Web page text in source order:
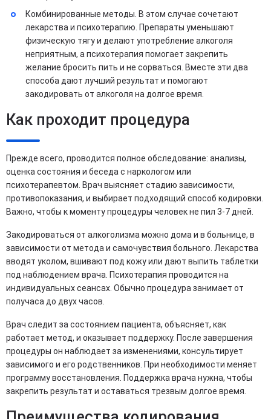
Комбинированные методы. В этом случае сочетают
лекарства и психотерапию. Препараты уменьшают
физическую тягу и делают употребление алкоголя
неприятным, а психотерапия помогает закрепить
желание бросить пить и не сорваться. Вместе эти два
способа дают лучший результат и помогают
закодировать от алкоголя на долгое время.
Как проходит процедура
Прежде всего, проводится полное обследование: анализы,
оценка состояния и беседа с наркологом или
психотерапевтом. Врач выясняет стадию зависимости,
противопоказания, и выбирает подходящий способ кодировки.
Важно, чтобы к моменту процедуры человек не пил 3-7 дней.
Закодироваться от алкоголизма можно дома и в больнице, в
зависимости от метода и самочувствия больного. Лекарства
вводят уколом, вшивают под кожу или дают выпить таблетки
под наблюдением врача. Психотерапия проводится на
индивидуальных сеансах. Обычно процедура занимает от
получаса до двух часов.
Врач следит за состоянием пациента, объясняет, как
работает метод, и оказывает поддержку. После завершения
процедуры он наблюдает за изменениями, консультирует
зависимого и его родственников. При необходимости меняет
программу восстановления. Поддержка врача нужна, чтобы
закрепить результат и оставаться трезвым долгое время.